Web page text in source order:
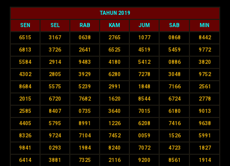
TAHUN 2019
SEN SEL RAB KAM JUM SAB MIN
6515 3167 0638 2765 1077 0868 8442
6813 3726 2641 6525 4519 5459 9772
5584 2914 9483 4180 5412 0886 3820
4302 2805 3929 6280 7278 3048 9752
8684 5575 5239 2991 1848 7166 2561
2015 6720 7682 1620 8544 6724 2778
2585 8407 0735 3640 7015 6180 9013
4405 5795 8991 1226 6208 7416 9638
8326 9724 7104 7452 0059 1526 5991
9841 0293 1984 8240 7072 4723 1827
6414 3881 7325 2116 9200 8561 1914